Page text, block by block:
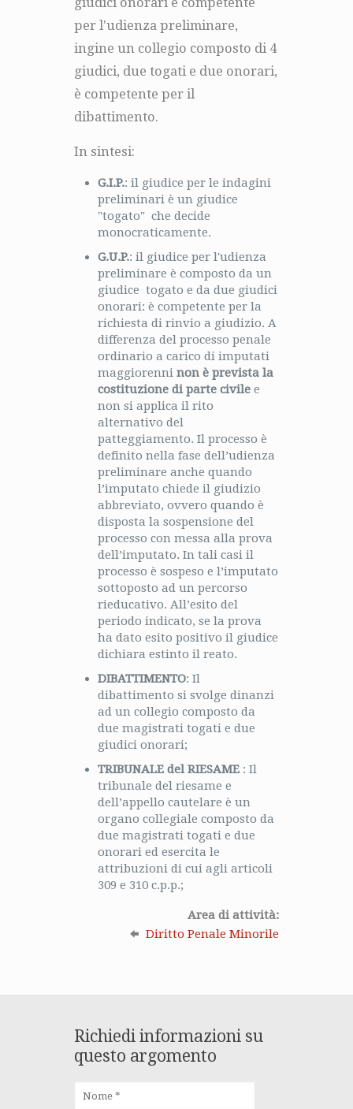
per l'udienza preliminare,
ingine un collegio composto di 4
giudici, due togati e due onorari,
è competente per il
dibattimento.
In sintesi:
G.I.P.: il giudice per le indagini
preliminari è un giudice
"togato" che decide
monocraticamente.
G.U.P.: il giudice per l'udienza
preliminare è composto da un
giudice togato e da due giudici
onorari: è competente per la
richiesta di rinvio a giudizio. A
differenza del processo penale
ordinario a carico di imputati
maggiorenni non è prevista la
costituzione di parte civile e
non si applica il rito
alternativo del
patteggiamento. Il processo è
definito nella fase dell’udienza
preliminare anche quando
l’imputato chiede il giudizio
abbreviato, ovvero quando è
disposta la sospensione del
processo con messa alla prova
dell’imputato. In tali casi il
processo è sospeso e l’imputato
sottoposto ad un percorso
rieducativo. All’esito del
periodo indicato, se la prova
ha dato esito positivo il giudice
dichiara estinto il reato.
DIBATTIMENTO: Il
dibattimento si svolge dinanzi
ad un collegio composto da
due magistrati togati e due
giudici onorari;
TRIBUNALE del RIESAME : Il
tribunale del riesame e
dell’appello cautelare è un
organo collegiale composto da
due magistrati togati e due
onorari ed esercita le
attribuzioni di cui agli articoli
309 e 310 c.p.p.;
Area di attività:
Diritto Penale Minorile
Richiedi informazioni su
questo argomento